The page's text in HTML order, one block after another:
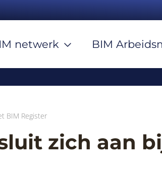
BIM Register
zich aan
netwerk BIM